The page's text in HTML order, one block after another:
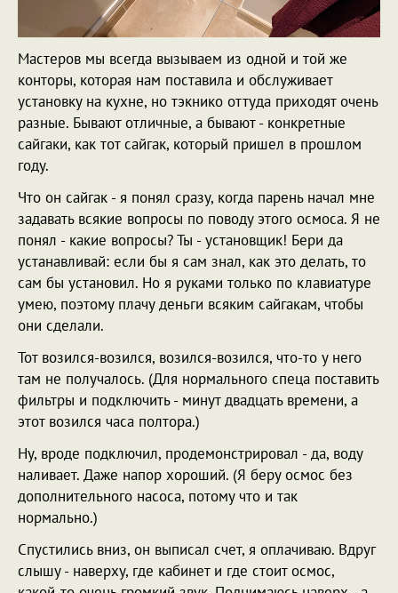
Мастеров мы всегда вызываем из одной и той же
конторы, которая нам поставила и обслуживает
установку на кухне, но тэкнико оттуда приходят очень
разные. Бывают отличные, а бывают - конкретные
сайгаки, как тот сайгак, который пришел в прошлом
году.
Что он сайгак - я понял сразу, когда парень начал мне
задавать всякие вопросы по поводу этого осмоса. Я не
понял - какие вопросы? Ты - установщик! Бери да
устанавливай: если бы я сам знал, как это делать, то
сам бы установил. Но я руками только по клавиатуре
умею, поэтому плачу деньги всяким сайгакам, чтобы
они сделали.
Тот возился-возился, возился-возился, что-то у него
там не получалось. (Для нормального спеца поставить
фильтры и подключить - минут двадцать времени, а
этот возился часа полтора.)
Ну, вроде подключил, продемонстрировал - да, воду
наливает. Даже напор хороший. (Я беру осмос без
дополнительного насоса, потому что и так
нормально.)
Спустились вниз, он выписал счет, я оплачиваю. Вдруг
слышу - наверху, где кабинет и где стоит осмос,